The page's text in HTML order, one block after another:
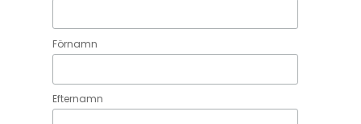
Förnamn
Efternamn